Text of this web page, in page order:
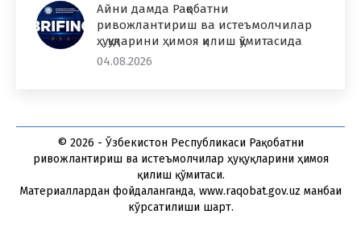
Айни дамда Рақобатни
ривожлантириш ва истеъмолчилар
ҳуқуқларини ҳимоя қилиш қўмитасида
04.08.2026
© 2026 - Ўзбекистон Республикаси Рақобатни
ривожлантириш ва истеъмолчилар ҳуқуқларини ҳимоя
қилиш қўмитаси.
Материаллардан фойдаланганда, www.raqobat.gov.uz манбаи
кўрсатилиши шарт.